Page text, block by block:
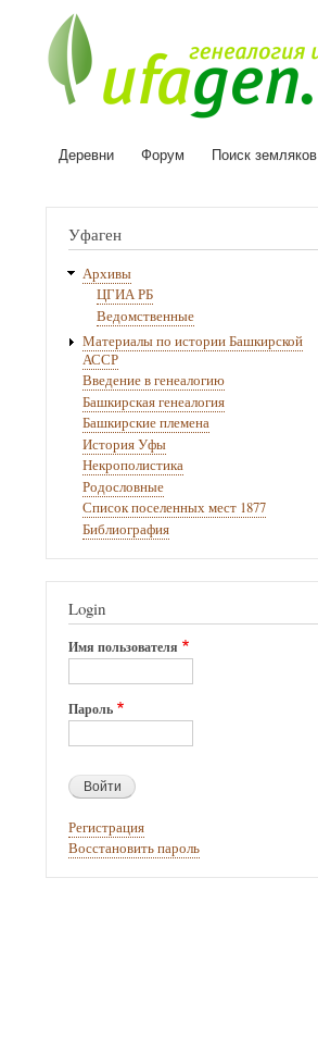
Основная
Деревни Форум Поиск земляков
Уфаген
Архивы
ЦГИА РБ
Ведомственные
Материалы по истории Башкирской
АССР
Введение в генеалогию
Башкирская генеалогия
Башкирские племена
История Уфы
Некрополистика
Родословные
Список поселенных мест 1877
Библиография
Login
Имя пользователя
Пароль
Регистрация
Восстановить пароль